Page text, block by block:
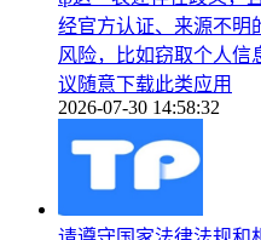
经官方认证、来源不明
风险，比如窃取个人信
议随意下载此类应用
2026-07-30 14:58:32